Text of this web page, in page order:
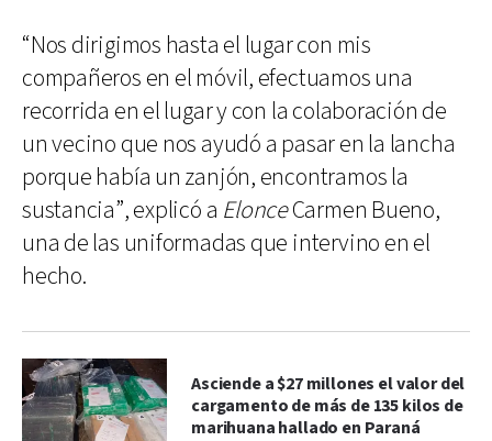
“Nos dirigimos hasta el lugar con mis
compañeros en el móvil, efectuamos una
recorrida en el lugar y con la colaboración de
un vecino que nos ayudó a pasar en la lancha
porque había un zanjón, encontramos la
sustancia”, explicó a ElonceCarmen Bueno,
una de las uniformadas que intervino en el
hecho.
Asciende a $27 millones el valor del
cargamento de más de 135 kilos de
marihuana hallado en Paraná